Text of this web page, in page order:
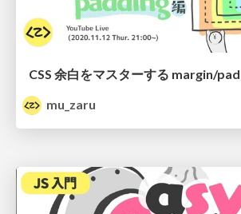
CSS 余白をマスターする margin/
mu_zaru